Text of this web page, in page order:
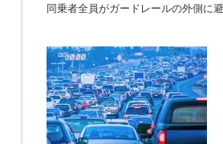
同乗者全員がガードレールの外側に